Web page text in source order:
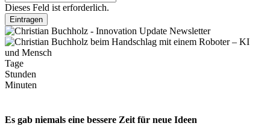
Dieses Feld ist erforderlich.
Eintragen
Tage
Stunden
Minuten
Es gab niemals eine bessere Zeit für neue Ideen